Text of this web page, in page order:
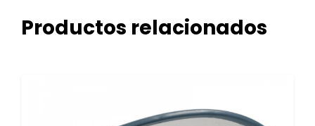
Productos relacionados